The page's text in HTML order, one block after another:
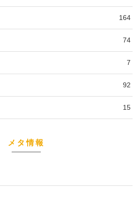
164
74
7
92
15
メタ情報